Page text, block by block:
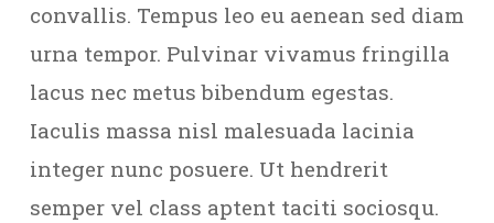
convallis. Tempus leo eu aenean sed diam
urna tempor. Pulvinar vivamus fringilla
lacus nec metus bibendum egestas.
Iaculis massa nisl malesuada lacinia
integer nunc posuere. Ut hendrerit
semper vel class aptent taciti sociosqu.